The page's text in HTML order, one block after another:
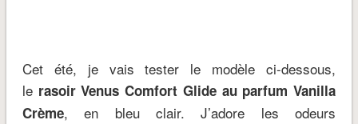
Cet été, je vais tester le modèle ci-dessous,
le rasoir Venus Comfort Glide au parfum Vanilla
Crème, en bleu clair. J’adore les odeurs